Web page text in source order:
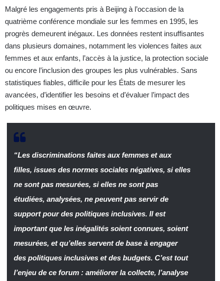
Malgré les engagements pris à Beijing à l’occasion de la
quatrième conférence mondiale sur les femmes en 1995, les
progrès demeurent inégaux. Les données restent insuffisantes
dans plusieurs domaines, notamment les violences faites aux
femmes et aux enfants, l’accès à la justice, la protection sociale
ou encore l’inclusion des groupes les plus vulnérables. Sans
statistiques fiables, difficile pour les États de mesurer les
avancées, d’identifier les besoins et d’évaluer l’impact des
politiques mises en œuvre.
“Les discriminations faites aux femmes et aux
filles, issues des normes sociales négatives, si elles
ne sont pas mesurées, si elles ne sont pas
étudiées, analysées, ne peuvent pas servir de
support pour des politiques inclusives. Il est
important que les inégalités soient connues, soient
mesurées, et qu’elles servent de base à engager
des politiques inclusives et des budgets. C’est tout
l’enjeu de ce forum : améliorer la collecte, l’analyse